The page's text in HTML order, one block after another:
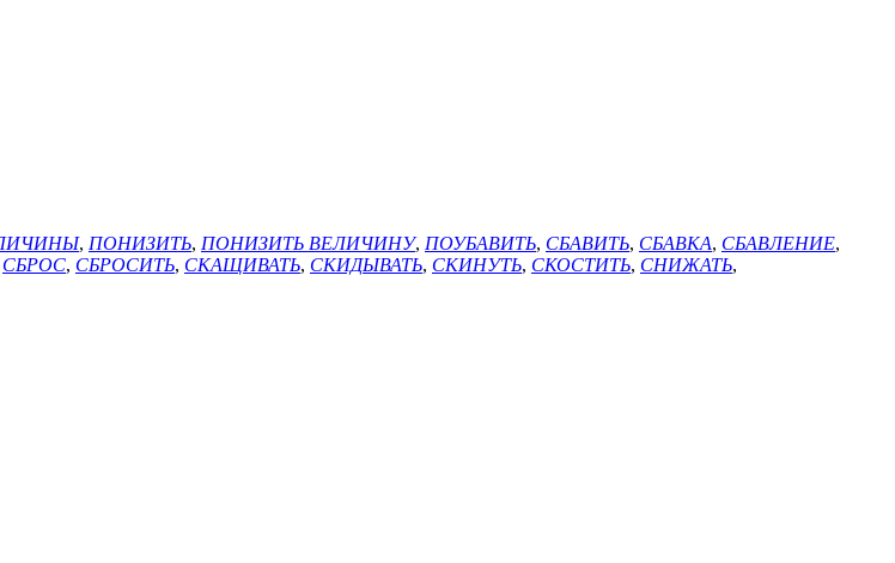
, ПОНИЗИТЬ, ПОНИЗИТЬ ВЕЛИЧИНУ, ПОУБАВИТЬ, СБАВИТЬ, СБАВКА, СБАВЛЕНИЕ,
СБРОС, СБРОСИТЬ, СКАЩИВАТЬ, СКИДЫВАТЬ, СКИНУТЬ, СКОСТИТЬ, СНИЖАТЬ,